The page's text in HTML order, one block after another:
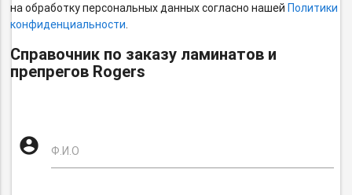
на обработку персональных данных согласно нашей Политики
конфиденциальности.
Справочник по заказу ламинатов и
препрегов Rogers
account_circle Ф.И.О